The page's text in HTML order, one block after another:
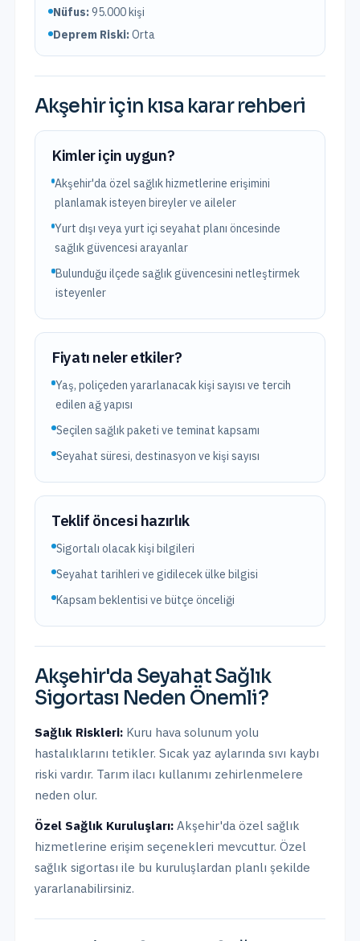
Nüfus:95.000kişi
Deprem Riski:Orta
Akşehiriçin kısa karar rehberi
Kimler için uygun?
Akşehir'da özel sağlık hizmetlerine erişimini
planlamak isteyen bireyler ve aileler
Yurt dışı veya yurt içi seyahat planı öncesinde
sağlık güvencesi arayanlar
Bulunduğu ilçede sağlık güvencesini netleştirmek
isteyenler
Fiyatı neler etkiler?
Yaş, poliçeden yararlanacak kişi sayısı ve tercih
edilen ağ yapısı
Seçilen sağlık paketi ve teminat kapsamı
Seyahat süresi, destinasyon ve kişi sayısı
Teklif öncesi hazırlık
Sigortalı olacak kişi bilgileri
Seyahat tarihleri ve gidilecek ülke bilgisi
Kapsam beklentisi ve bütçe önceliği
Akşehir'da Seyahat Sağlık
Sigortası Neden Önemli?
Sağlık Riskleri: Kuru hava solunum yolu
hastalıklarını tetikler. Sıcak yaz aylarında sıvı kaybı
riski vardır. Tarım ilacı kullanımı zehirlenmelere
neden olur.
Özel Sağlık Kuruluşları: Akşehir'da özel sağlık
hizmetlerine erişim seçenekleri mevcuttur. Özel
sağlık sigortası ile bu kuruluşlardan planlı şekilde
yararlanabilirsiniz.